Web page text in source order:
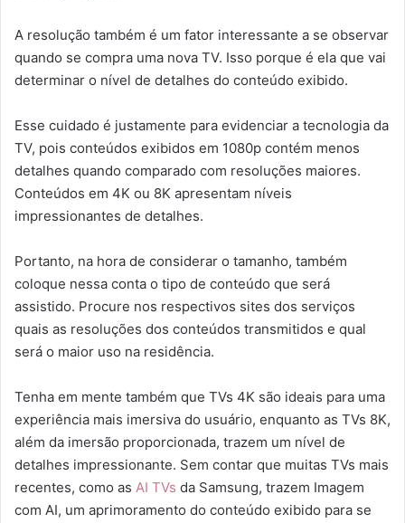
A resolução também é um fator interessante a se observar
quando se compra uma nova TV. Isso porque é ela que vai
determinar o nível de detalhes do conteúdo exibido.
Esse cuidado é justamente para evidenciar a tecnologia da
TV, pois conteúdos exibidos em 1080p contém menos
detalhes quando comparado com resoluções maiores.
Conteúdos em 4K ou 8K apresentam níveis
impressionantes de detalhes.
Portanto, na hora de considerar o tamanho, também
coloque nessa conta o tipo de conteúdo que será
assistido. Procure nos respectivos sites dos serviços
quais as resoluções dos conteúdos transmitidos e qual
será o maior uso na residência.
Tenha em mente também que TVs 4K são ideais para uma
experiência mais imersiva do usuário, enquanto as TVs 8K,
além da imersão proporcionada, trazem um nível de
detalhes impressionante. Sem contar que muitas TVs mais
recentes, como as AI TVs da Samsung, trazem Imagem
com AI, um aprimoramento do conteúdo exibido para se